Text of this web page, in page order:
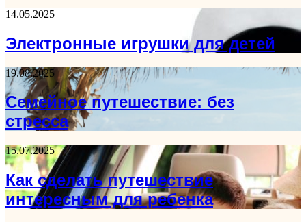
14.05.2025
Электронные игрушки для детей
19.08.2025
Семейное путешествие: без
стресса
15.07.2025
Как сделать путешествие
интересным для ребенка